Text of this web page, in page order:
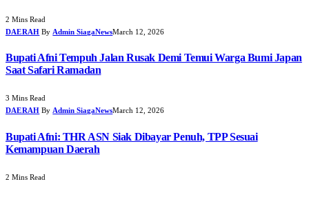
2 Mins Read
DAERAH By Admin SiagaNewsMarch 12, 2026
Bupati Afni Tempuh Jalan Rusak Demi Temui Warga Bumi Japan
Saat Safari Ramadan
3 Mins Read
DAERAH By Admin SiagaNewsMarch 12, 2026
Bupati Afni: THR ASN Siak Dibayar Penuh, TPP Sesuai
Kemampuan Daerah
2 Mins Read